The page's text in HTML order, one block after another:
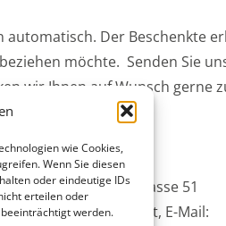
wie Cookies,
Wenn Sie diesen
oder eindeutige IDs
erteilen oder
werden.
automatisch. Der Beschenkte
möchte. Senden Sie
wir Ihnen auf Wunsch gerne
Schönbuchstrasse 51
70565 Stuttgart, E-Mail: